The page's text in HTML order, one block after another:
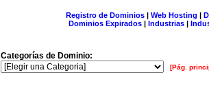
Registro de Dominios| Web Hosting |
Dominios Expirados | Industrias |
Categorías de Dominio:
[Pág.